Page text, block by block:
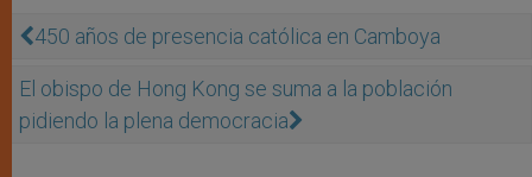
450 años de presencia católica en Camboya
El obispo de Hong Kong se suma a la población
pidiendo la plena democracia